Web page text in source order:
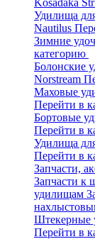
Kosadaka
Удилища
Nautilus
Зимние
категорию
Болонские
Norstream
Маховые
Перейти в
Бортовые
Перейти в
Удилища
Перейти в
Запчасти,
Запчасти к
удилищам
Штекерные
Перейти в